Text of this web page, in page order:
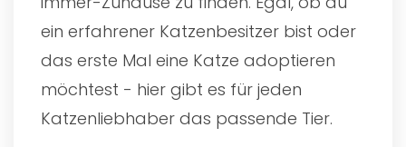
ein erfahrener Katzenbesitzer bist oder
das erste Mal eine Katze adoptieren
möchtest - hier gibt es für jeden
Katzenliebhaber das passende Tier.